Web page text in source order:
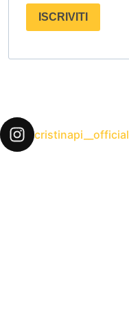
ISCRIVITI
cristinapi__official